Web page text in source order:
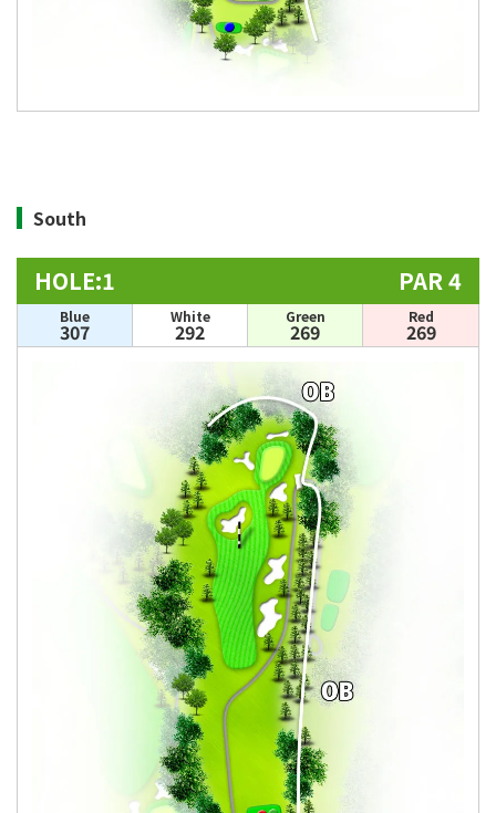
South
HOLE:1 PAR 4
Blue
307
White
292
Green
269
Red
269